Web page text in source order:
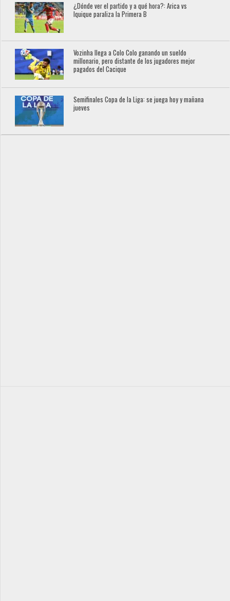
¿Dónde ver el partido y a qué hora?: Arica vs
Iquique paraliza la Primera B
Vozinha llega a Colo Colo ganando un sueldo
millonario, pero distante de los jugadores mejor
pagados del Cacique
Semifinales Copa de la Liga: se juega hoy y mañana
jueves